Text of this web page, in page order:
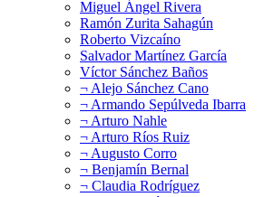
Miguel Ángel Rivera
Ramón Zurita Sahagún
Roberto Vizcaíno
Salvador Martínez García
Víctor Sánchez Baños
¬ Alejo Sánchez Cano
¬ Armando Sepúlveda Ibarra
¬ Arturo Nahle
¬ Arturo Ríos Ruiz
¬ Augusto Corro
¬ Benjamín Bernal
¬ Claudia Rodríguez